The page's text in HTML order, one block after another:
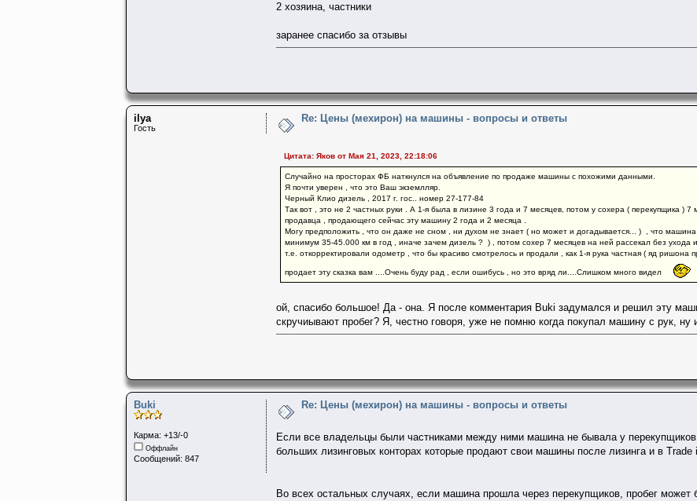
2 хозяина, частники
заранее спасибо за отзывы
ilya
Гость
Re: Цены (мехирон) на машины - вопросы и ответы
Цитата: Яков от Мая 21, 2023, 22:18:06
Случайно на просторах ФБ наткнулся на объявление по продаже машины с похожими данными.
Я почти уверен , что это Ваш экземлляр.
Черный Клио дизель , 2017 г. гос.. номер 27-177-84
Так вот , это не 2 частных руки . А 1-я была в лизине 3 года и 7 месяцев, потом у сохера ( перекупщика )
продавца , продающего сейчас эту машину 2 года и 2 месяца .
Могу предположить , что он даже не сном , ни духом не знает ( но может и догадывается... ) , что
минимум 35-45.000 км в год , иначе зачем дизель ? ) , потом сохер 7 месяцев на ней рассекал без ухода
т.е. откорректировали одометр , что бы красиво смотрелось и продали , как 1-я рука частная ( яд
продает эту сказка вам ....Очень буду рад , если ошибусь , но это вряд ли....Слишком много видел
ой, спасибо большое! Да - она. Я после комментария Buki задумался и решил эту
скручиывают пробег? Я, честно говоря, уже не помню когда покупал машину с рук, ну
Buki
Карма: +13/-0
Оффлайн
Сообщений: 847
Re: Цены (мехирон) на машины - вопросы и ответы
Если все владельцы были частниками между ними машина не бывала у
больших лизинговых конторах которые продают свои машины после лизинга и в
Во всех остальных случаях, если машина прошла через перекупщиков, пробег может